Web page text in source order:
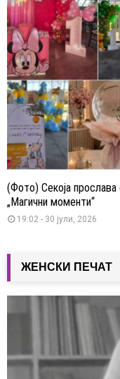
(Фото) Секоја прослава
„Магични моменти“
19:02 - 30 јули, 2026
ЖЕНСКИ ПЕЧАТ